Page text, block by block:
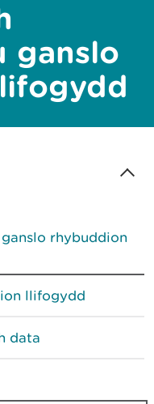
ganslo
rhybuddion
llifogydd
data